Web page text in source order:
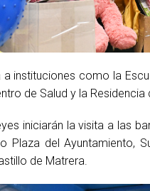
instituciones como la
de Salud y la
iniciarán la visita a las
Plaza del
de Matrera.